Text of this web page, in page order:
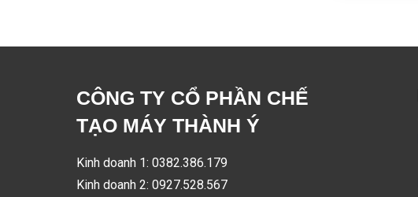
CÔNG TY CỔ PHẦN CHẾ
TẠO MÁY THÀNH Ý
Kinh doanh 1: 0382.386.179
Kinh doanh 2: 0927.528.567